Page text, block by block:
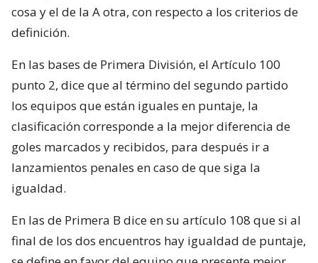
cosa y el de la A otra, con respecto a los criterios de
definición.
En las bases de Primera División, el Artículo 100
punto 2, dice que al término del segundo partido
los equipos que están iguales en puntaje, la
clasificación corresponde a la mejor diferencia de
goles marcados y recibidos, para después ir a
lanzamientos penales en caso de que siga la
igualdad.
En las de Primera B dice en su artículo 108 que si al
final de los dos encuentros hay igualdad de puntaje,